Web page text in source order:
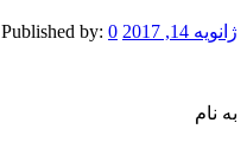
ژانویه 14, 2017 Published by: 0
به نام